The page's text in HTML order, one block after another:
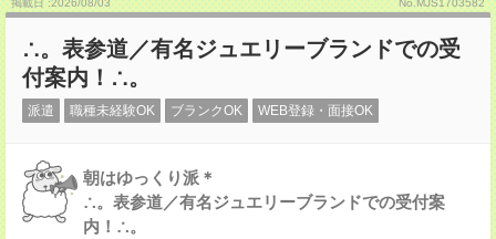
掲載日 :2026/08/03 No.MJS1703582
∴。表参道／有名ジュエリーブランドでの受
付案内！∴。
派遣 職種未経験OK ブランクOK WEB登録・面接OK
朝はゆっくり派＊
∴。表参道／有名ジュエリーブランドでの受付案
内！∴。